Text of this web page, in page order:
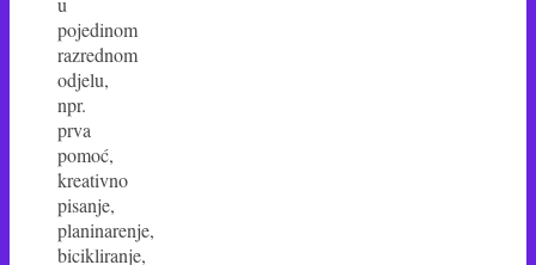
pojedinom
razrednom
odjelu,
npr.
prva
pomoć,
kreativno
pisanje,
planinarenje,
bicikliranje,